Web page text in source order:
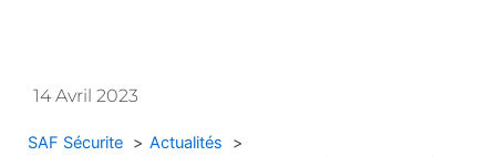
14 Avril 2023
SAF Sécurite
Actualités